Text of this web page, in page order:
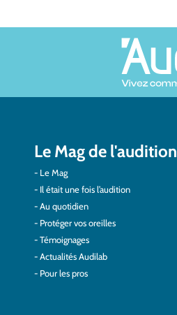
Le Mag de l'audition
Le Mag
Il était une fois l’audition
Au quotidien
Protéger vos oreilles
Témoignages
Actualités Audilab
Pour les pros